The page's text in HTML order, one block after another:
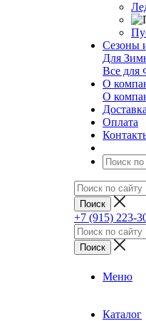
Сезоны
Для
Все
О
О
Доставка
Оплата
+7 (915) 223-
Меню
Каталог